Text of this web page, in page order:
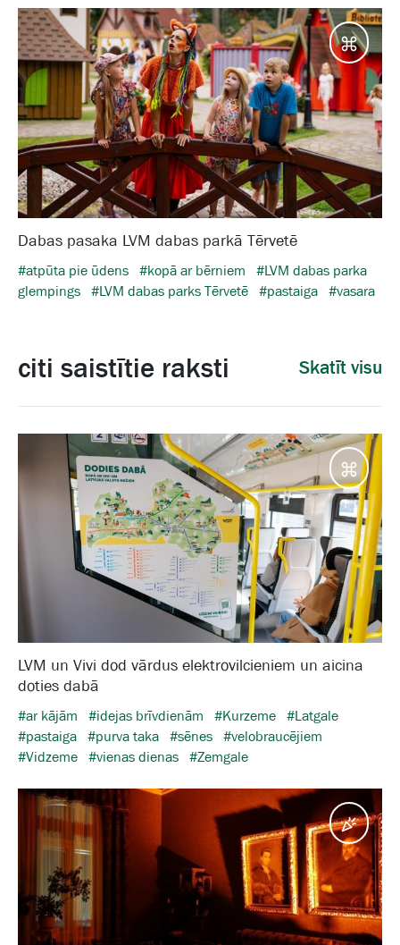
Dabas pasaka LVM dabas parkā Tērvetē
#atpūta pie ūdens #kopā ar bērniem
#LVM dabas parka
glempings #LVM dabas parks Tērvetē #pastaiga #vasara
citi saistītie raksti Skatīt visu
LVM un Vivi dod vārdus elektrovilcieniem un aicina
doties dabā
#ar kājām #idejas brīvdienām #Kurzeme #Latgale
#pastaiga #purva taka #sēnes #velobraucējiem
#Vidzeme #vienas dienas #Zemgale